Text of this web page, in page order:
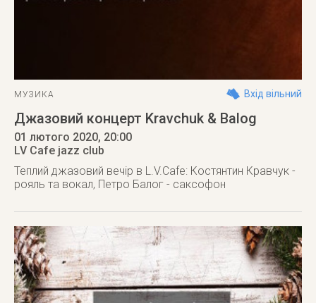
МУЗИКА Вхід вільний
Джазовий концерт Kravchuk & Balog
01 лютого 2020, 20:00
LV Cafe jazz club
Теплий джазовий вечір в L.V.Cafe: Костянтин Кравчук -
рояль та вокал, Петро Балог - саксофон